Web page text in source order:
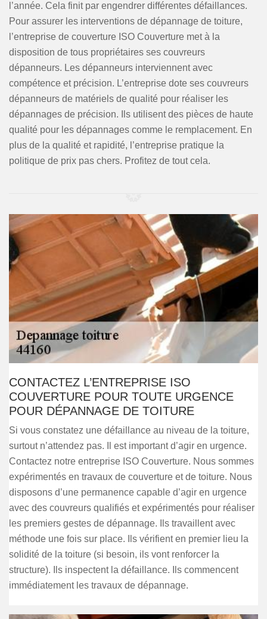
l’année. Cela finit par engendrer différentes défaillances.
Pour assurer les interventions de dépannage de toiture,
l’entreprise de couverture ISO Couverture met à la
disposition de tous propriétaires ses couvreurs
dépanneurs. Les dépanneurs interviennent avec
compétence et précision. L’entreprise dote ses couvreurs
dépanneurs de matériels de qualité pour réaliser les
dépannages de précision. Ils utilisent des pièces de haute
qualité pour les dépannages comme le remplacement. En
plus de la qualité et rapidité, l’entreprise pratique la
politique de prix pas chers. Profitez de tout cela.
CONTACTEZ L’ENTREPRISE ISO
COUVERTURE POUR TOUTE URGENCE
POUR DÉPANNAGE DE TOITURE
Si vous constatez une défaillance au niveau de la toiture,
surtout n’attendez pas. Il est important d’agir en urgence.
Contactez notre entreprise ISO Couverture. Nous sommes
expérimentés en travaux de couverture et de toiture. Nous
disposons d’une permanence capable d’agir en urgence
avec des couvreurs qualifiés et expérimentés pour réaliser
les premiers gestes de dépannage. Ils travaillent avec
méthode une fois sur place. Ils vérifient en premier lieu la
solidité de la toiture (si besoin, ils vont renforcer la
structure). Ils inspectent la défaillance. Ils commencent
immédiatement les travaux de dépannage.